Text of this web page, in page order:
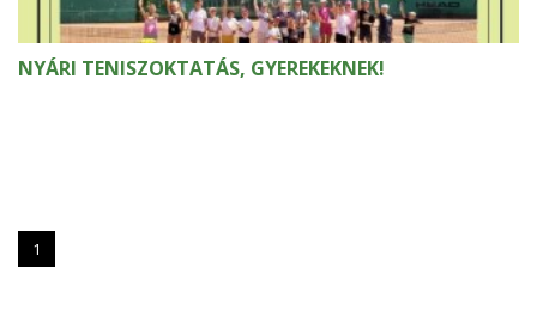
NYÁRI TENISZOKTATÁS, GYEREKEKNEK!
1